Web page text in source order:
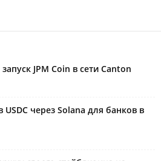
JPM Coin в сети Canton
через Solana для банков в